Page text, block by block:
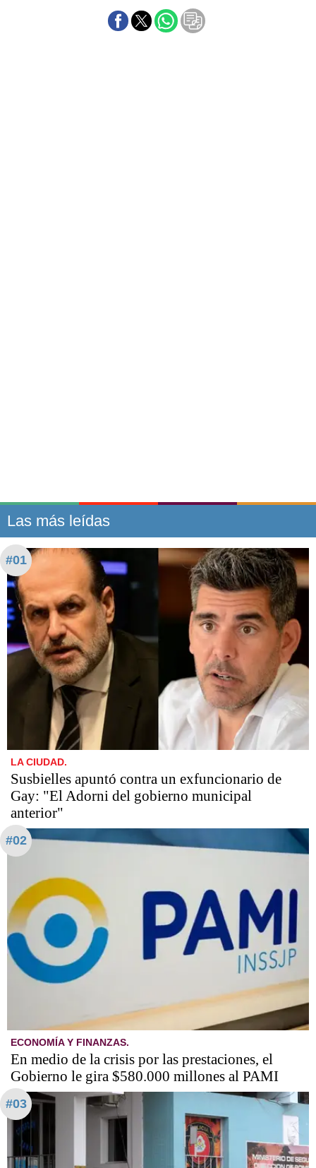
Las más leídas
#01
LA CIUDAD.
Susbielles apuntó contra un exfuncionario de
Gay: "El Adorni del gobierno municipal
anterior"
#02
ECONOMÍA Y FINANZAS.
En medio de la crisis por las prestaciones, el
Gobierno le gira $580.000 millones al PAMI
#03